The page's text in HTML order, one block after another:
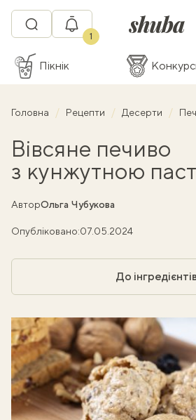
1
Пікнік
Головна Рецепти Десерти
Вівсяне печиво
з кунжутною
АвторОльга Чубукова
Опубліковано:07.05.2024
До